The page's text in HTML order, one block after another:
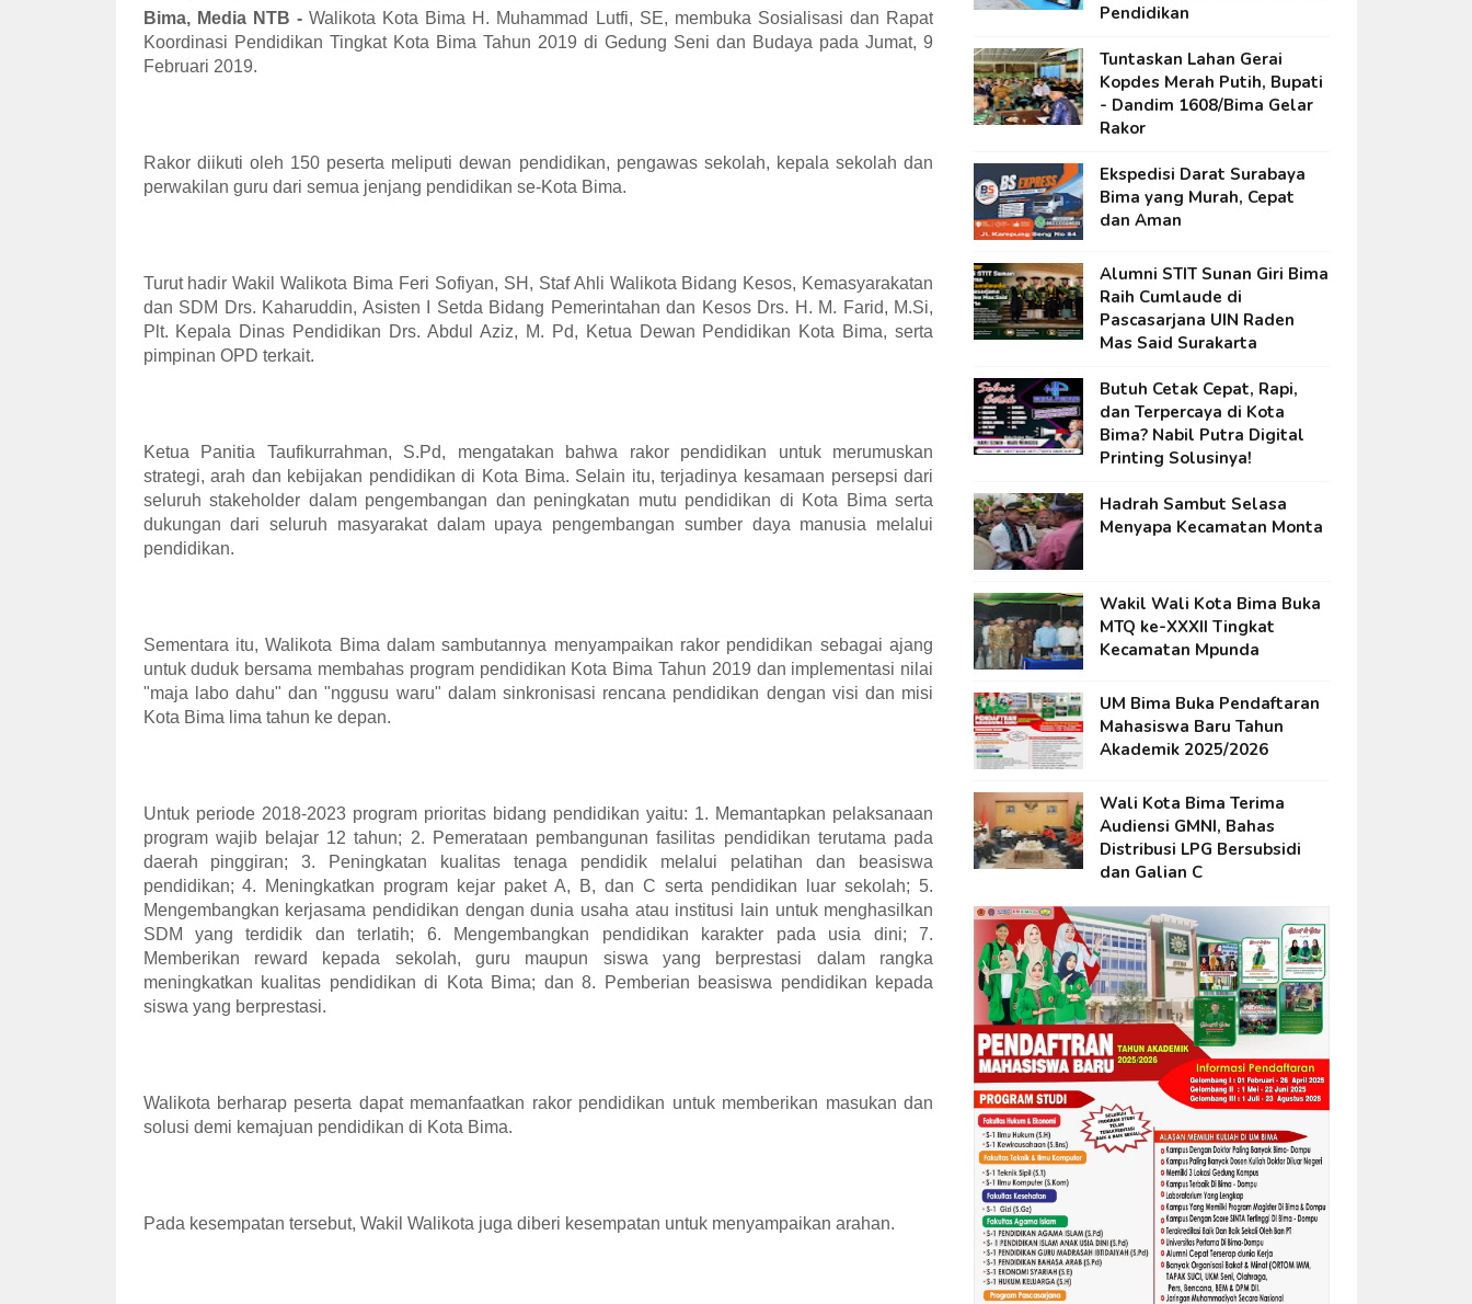
Bima, Media NTB -Walikota Kota Bima H. Muhammad Lutfi, SE, membuka Sosialisasi dan Rapat
Koordinasi Pendidikan Tingkat Kota Bima Tahun 2019 di Gedung Seni dan Budaya pada Jumat, 9
Februari 2019.
Rakor diikuti oleh 150 peserta meliputi dewan pendidikan, pengawas sekolah, kepala sekolah dan
perwakilan guru dari semua jenjang pendidikan se-Kota Bima.
Turut hadir Wakil Walikota Bima Feri Sofiyan, SH, Staf Ahli Walikota Bidang Kesos, Kemasyarakatan
dan SDM Drs. Kaharuddin, Asisten I Setda Bidang Pemerintahan dan Kesos Drs. H. M. Farid, M.Si,
Plt. Kepala Dinas Pendidikan Drs. Abdul Aziz, M. Pd, Ketua Dewan Pendidikan Kota Bima, serta
pimpinan OPD terkait.
Ketua Panitia Taufikurrahman, S.Pd, mengatakan bahwa rakor pendidikan untuk merumuskan
strategi, arah dan kebijakan pendidikan di Kota Bima. Selain itu, terjadinya kesamaan persepsi dari
seluruh stakeholder dalam pengembangan dan peningkatan mutu pendidikan di Kota Bima serta
dukungan dari seluruh masyarakat dalam upaya pengembangan sumber daya manusia melalui
pendidikan.
Sementara itu, Walikota Bima dalam sambutannya menyampaikan rakor pendidikan sebagai ajang
untuk duduk bersama membahas program pendidikan Kota Bima Tahun 2019 dan implementasi nilai
"maja labo dahu" dan "nggusu waru" dalam sinkronisasi rencana pendidikan dengan visi dan misi
Kota Bima lima tahun ke depan.
Untuk periode 2018-2023 program prioritas bidang pendidikan yaitu: 1. Memantapkan pelaksanaan
program wajib belajar 12 tahun; 2. Pemerataan pembangunan fasilitas pendidikan terutama pada
daerah pinggiran; 3. Peningkatan kualitas tenaga pendidik melalui pelatihan dan beasiswa
pendidikan; 4. Meningkatkan program kejar paket A, B, dan C serta pendidikan luar sekolah; 5.
Mengembangkan kerjasama pendidikan dengan dunia usaha atau institusi lain untuk menghasilkan
SDM yang terdidik dan terlatih; 6. Mengembangkan pendidikan karakter pada usia dini; 7.
Memberikan reward kepada sekolah, guru maupun siswa yang berprestasi dalam rangka
meningkatkan kualitas pendidikan di Kota Bima; dan 8. Pemberian beasiswa pendidikan kepada
siswa yang berprestasi.
Walikota berharap peserta dapat memanfaatkan rakor pendidikan untuk memberikan masukan dan
solusi demi kemajuan pendidikan di Kota Bima.
Pada kesempatan tersebut, Wakil Walikota juga diberi kesempatan untuk menyampaikan arahan.
Pendidikan
Tuntaskan Lahan Gerai
Kopdes Merah Putih, Bupati
- Dandim 1608/Bima Gelar
Rakor
Ekspedisi Darat Surabaya
Bima yang Murah, Cepat
dan Aman
Alumni STIT Sunan Giri Bima
Raih Cumlaude di
Pascasarjana UIN Raden
Mas Said Surakarta
Butuh Cetak Cepat, Rapi,
dan Terpercaya di Kota
Bima? Nabil Putra Digital
Printing Solusinya!
Hadrah Sambut Selasa
Menyapa Kecamatan Monta
Wakil Wali Kota Bima Buka
MTQ ke-XXXII Tingkat
Kecamatan Mpunda
UM Bima Buka Pendaftaran
Mahasiswa Baru Tahun
Akademik 2025/2026
Wali Kota Bima Terima
Audiensi GMNI, Bahas
Distribusi LPG Bersubsidi
dan Galian C